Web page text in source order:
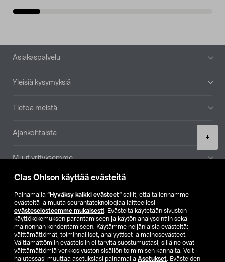
Clas Ohlson käyttää evästeitä
Painamalla ”Hyväksy kaikki evästeet” sallit, että tallennamme
evästeitä ja muuta seurantateknologiaa laitteellesi
evästeselosteemme mukaisesti. Evästeitä käytetään sivuston
käyttökokemuksen parantamiseen ja käytön analysointiin sekä
mainonnan kohdentamiseen. Käytämme neljänlaisia evästeitä:
välttämättömät, toiminnalliset, analyyttiset ja mainosevästeet.
Välttämättömiin evästeisiin ei tarvita suostumustasi, sillä ne ovat
välttämättömiä verkkosivuston sisällön toimimisen kannalta. Voit
halutessasi muuttaa asetuksiasi painamalla Asetukset. Evästeiden
+
Alatunniste
Asiakaspalvelu
Yleisiä kysymyksiä
Tietoa meistä
Ajankohtaista
Muut yrityksemme
Etsi myymälä
SE NO FI
FI SV